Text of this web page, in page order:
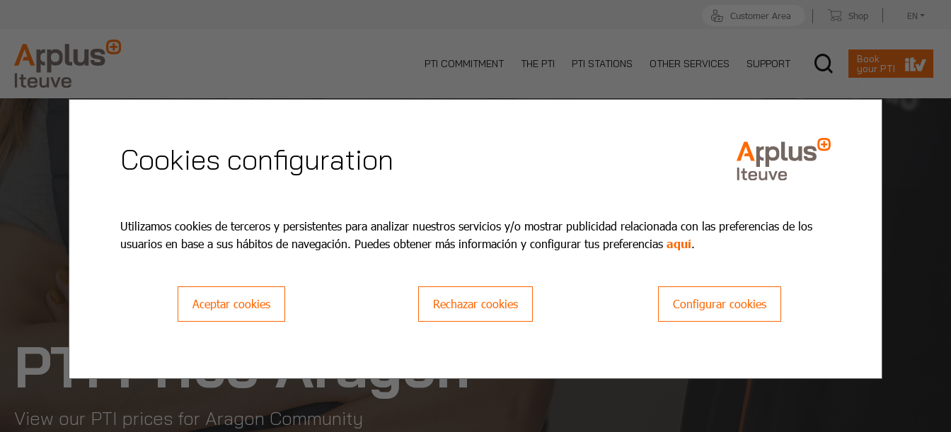
Customer Area Shop EN
PTI COMMITMENT THE PTI PTI STATIONS OTHER SERVICES SUPPORT
Book
your PTI
PTI PriceAragon
View our PTI prices for Aragon Community
Cookies configuration
Utilizamos cookies de terceros y persistentes para analizar nuestros servicios y/o mostrar publicidad relacionada con las preferencias de los
usuarios en base a sus hábitos de navegación. Puedes obtener más información y configurar tus preferencias aquí.
Aceptar cookies Rechazar cookies Configurar cookies